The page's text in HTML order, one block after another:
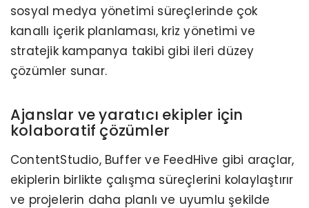
sosyal medya yönetimi süreçlerinde çok
kanallı içerik planlaması, kriz yönetimi ve
stratejik kampanya takibi gibi ileri düzey
çözümler sunar.
Ajanslar ve yaratıcı ekipler için
kolaboratif çözümler
ContentStudio, Buffer ve FeedHive gibi araçlar,
ekiplerin birlikte çalışma süreçlerini kolaylaştırır
ve projelerin daha planlı ve uyumlu şekilde